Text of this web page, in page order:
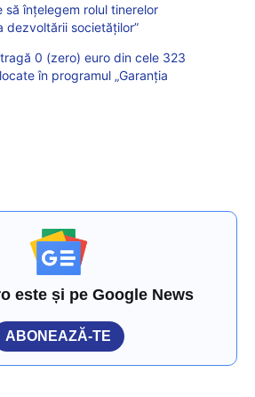
să înțelegem rolul tinerelor
dezvoltării societăților”
0 (zero) euro din cele 323
în programul „Garanţia
este și pe Google News
ABONEAZĂ-TE